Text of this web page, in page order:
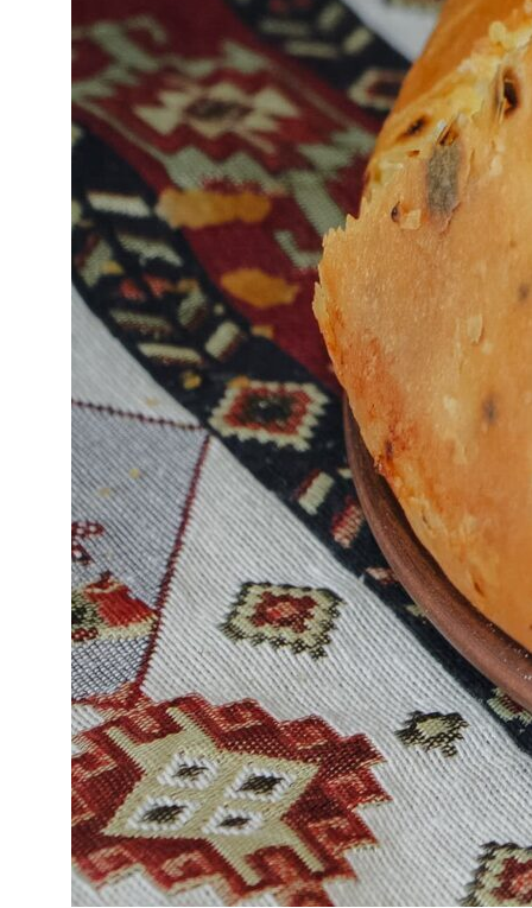
Согласие на обработку персональных
данных
ООО "Старостин тревел"
ИНН 2311390251
Номер в реестре туроператоров
В031-00161-00/04783255
Краснодар, ул. Ефрема Чеши 8 к.1
info@starostin.travel
+7 (918) 437-53-15
© разработка сайта
Политика конфиденциальности
Договор-оферта